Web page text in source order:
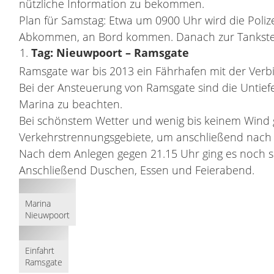
nützliche Information zu bekommen.
Plan für Samstag: Etwa um 0900 Uhr wird die
Abkommen, an Bord kommen. Danach zur
Tag: Nieuwpoort – Ramsgate
Ramsgate war bis 2013 ein Fährhafen mit der
Bei der Ansteuerung von Ramsgate sind die
Marina zu beachten.
Bei schönstem Wetter und wenig bis keinem
Verkehrstrennungsgebiete, um anschließend
Nach dem Anlegen gegen 21.15 Uhr ging es noch
Anschließend Duschen, Essen und Feierabend.
Marina
Nieuwpoort
Einfahrt
Ramsgate